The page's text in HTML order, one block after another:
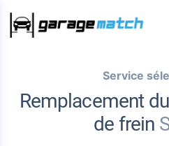
Service
Remplacement
de frein